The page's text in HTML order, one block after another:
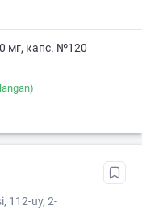
мг, капс. №120
112-uy, 2-